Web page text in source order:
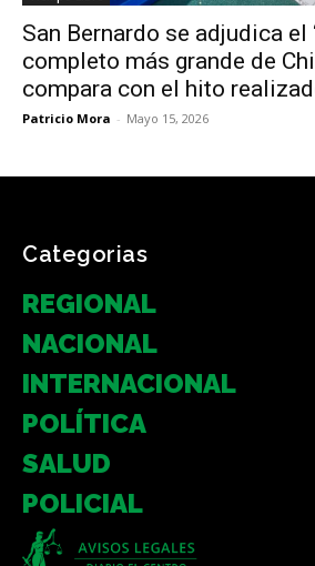
San Bernardo se adjudica el
completo más grande de
compara con el hito
Patricio Mora - Mayo 15, 2026
Categorias
REGIONAL
NACIONAL
INTERNACIONAL
POLÍTICA
SALUD
POLICIAL